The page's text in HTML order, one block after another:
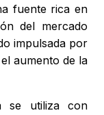
fuente rica en
del mercado
impulsada por
aumento de la
se utiliza con